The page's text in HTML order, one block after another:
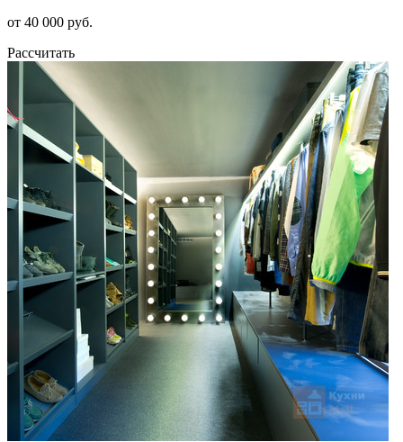
от 40 000 руб.
Рассчитать